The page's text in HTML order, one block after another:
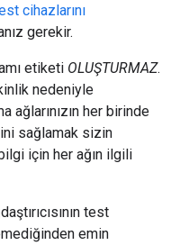
cihazlarını
gerekir.
etiketi OLUŞTURMAZ.
nedeniyle
ağlarınızın her birinde
sağlamak sizin
için her ağın ilgili
test
emin